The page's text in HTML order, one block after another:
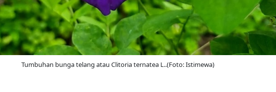
Tumbuhan bunga telang atau Clitoria ternatea L..(Foto: Istimewa)